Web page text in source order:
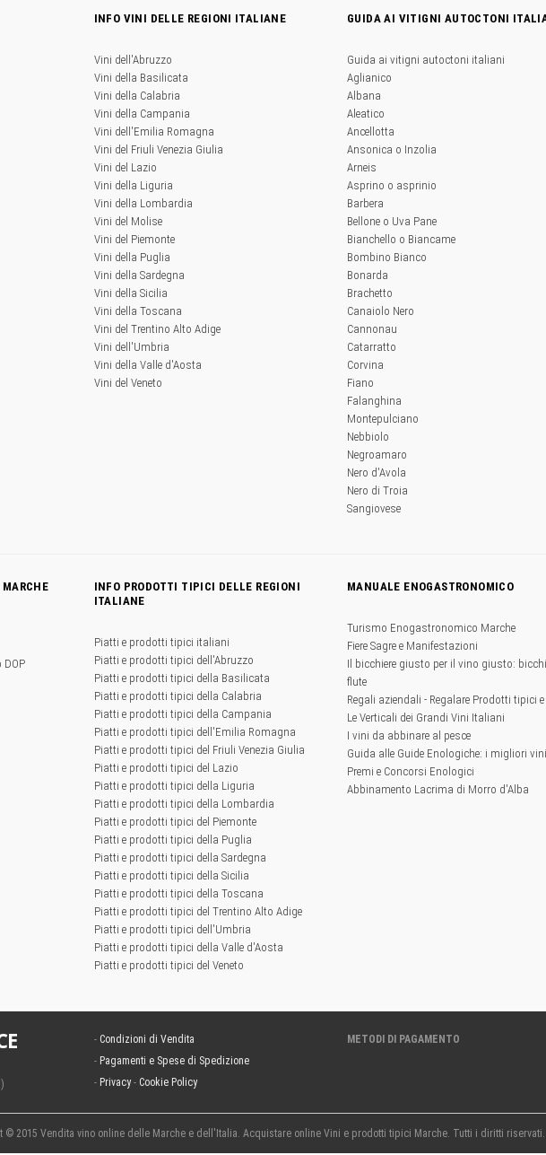
INFO VINI DELLE REGIONI ITALIANE
Vini dell'Abruzzo
Vini della Basilicata
Vini della Calabria
Vini della Campania
Vini dell'Emilia Romagna
Vini del Friuli Venezia Giulia
Vini del Lazio
Vini della Liguria
Vini della Lombardia
Vini del Molise
Vini del Piemonte
Vini della Puglia
Vini della Sardegna
Vini della Sicilia
Vini della Toscana
Vini del Trentino Alto Adige
Vini dell'Umbria
Vini della Valle d'Aosta
Vini del Veneto
GUIDA AI VITIGNI AUTOCTONI
Guida ai vitigni autoctoni italiani
Aglianico
Albana
Aleatico
Ancellotta
Ansonica o Inzolia
Arneis
Asprino o asprinio
Barbera
Bellone o Uva Pane
Bianchello o Biancame
Bombino Bianco
Bonarda
Brachetto
Canaiolo Nero
Cannonau
Catarratto
Corvina
Fiano
Falanghina
Montepulciano
Nebbiolo
Negroamaro
Nero d'Avola
Nero di Troia
Sangiovese
DOP
INFO PRODOTTI TIPICI DELLE REGIONI
ITALIANE
Piatti e prodotti tipici italiani
Piatti e prodotti tipici dell'Abruzzo
Piatti e prodotti tipici della Basilicata
Piatti e prodotti tipici della Calabria
Piatti e prodotti tipici della Campania
Piatti e prodotti tipici dell'Emilia Romagna
Piatti e prodotti tipici del Friuli Venezia Giulia
Piatti e prodotti tipici del Lazio
Piatti e prodotti tipici della Liguria
Piatti e prodotti tipici della Lombardia
Piatti e prodotti tipici del Piemonte
Piatti e prodotti tipici della Puglia
Piatti e prodotti tipici della Sardegna
Piatti e prodotti tipici della Sicilia
Piatti e prodotti tipici della Toscana
Piatti e prodotti tipici del Trentino Alto Adige
Piatti e prodotti tipici dell'Umbria
Piatti e prodotti tipici della Valle d'Aosta
Piatti e prodotti tipici del Veneto
MANUALE ENOGASTRONOMICO
Turismo Enogastronomico Marche
Fiere Sagre e Manifestazioni
Il bicchiere giusto per il vino giusto:
flute
Regali aziendali - Regalare Prodotti tipici
Le Verticali dei Grandi Vini Italiani
I vini da abbinare al pesce
Guida alle Guide Enologiche: i migliori
Premi e Concorsi Enologici
Abbinamento Lacrima di Morro d'Alba
- Condizioni di Vendita
- Pagamenti e Spese di Spedizione
- Privacy- Cookie Policy
METODI DI PAGAMENTO
© 2015 Vendita vino online delle Marche e dell'Italia. Acquistare online Vini e prodotti tipici Marche. Tutti i diritti riservati.